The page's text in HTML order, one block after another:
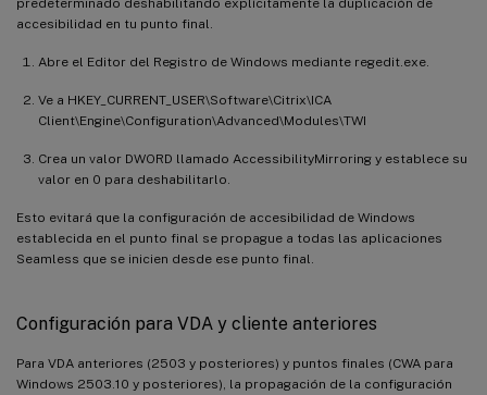
accesibilidad en tu punto final.
Abre el Editor del Registro de Windows mediante regedit.exe.
Ve a HKEY_CURRENT_USER\Software\Citrix\ICA
Client\Engine\Configuration\Advanced\Modules\TWI
Crea un valor DWORD llamado AccessibilityMirroring y establece su
valor en 0 para deshabilitarlo.
Esto evitará que la configuración de accesibilidad de Windows
establecida en el punto final se propague a todas las aplicaciones
Seamless que se inicien desde ese punto final.
Configuración para VDA y cliente anteriores
Para VDA anteriores (2503 y posteriores) y puntos finales (CWA para
Windows 2503.10 y posteriores), la propagación de la configuración